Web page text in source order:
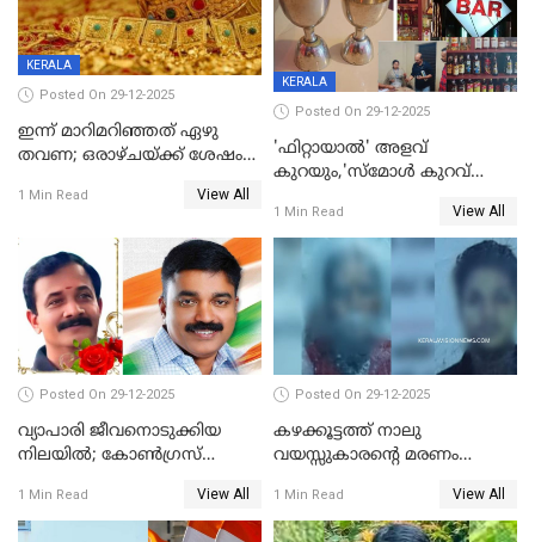
KERALA
Posted On 29-12-2025
ഇന്ന് മാറിമറിഞ്ഞത് ഏഴു
തവണ; ഒരാഴ്ചയ്ക്ക് ശേഷം
1 Min Read View All
KERALA
Posted On 29-12-2025
'ഫിറ്റായാൽ' അളവ്
കുറയും,'സ്‌മോൾ കുറവ്
പിഴ
1 Min Read View All
Posted On 29-12-2025
വ്യാപാരി ജീവനൊടുക്കിയ
നിലയില്‍; കോണ്‍ഗ്രസ്
മാനസികപീഡനമെന്ന് കുറിപ്പ്
1 Min Read View All
Posted On 29-12-2025
കഴക്കൂട്ടത്ത് നാലു
വയസ്സുകാരന്റെ മരണം
സുഹൃത്തും പൊലീസ്
കസ്റ്റഡിയിൽ
1 Min Read View All